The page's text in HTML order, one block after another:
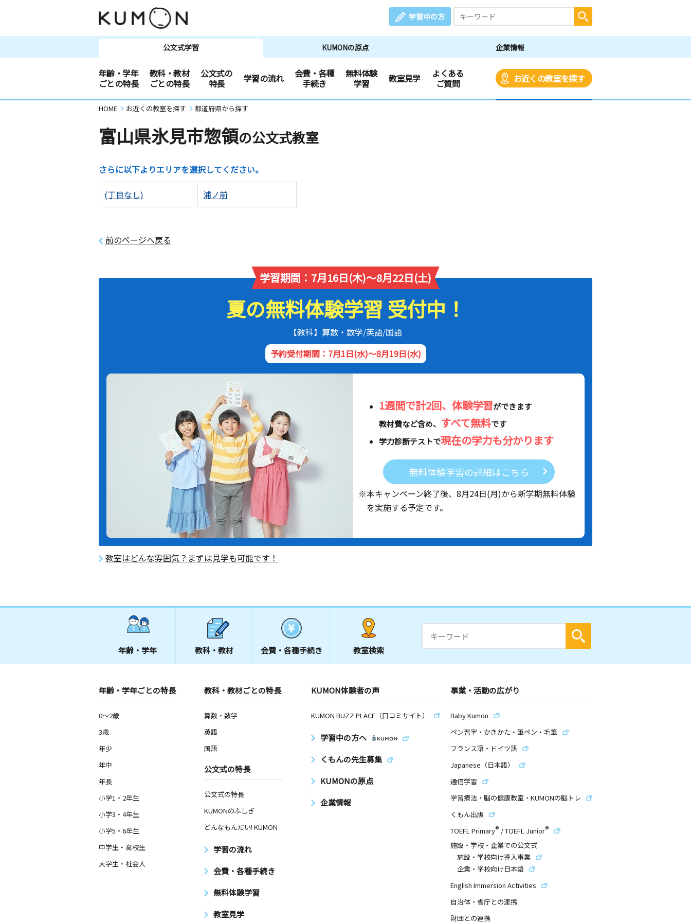
学習中の方
公文式学習 KUMONの原点 企業情報
年齢・学年
ごとの特長
教科・教材
ごとの特長
公文式の
特長
学習の流れ
会費・各種
手続き
無料体験
学習
教室見学
よくある
ご質問
お近くの教室を探す
HOME お近くの教室を探す 都道府県から探す
富山県氷見市惣領の公文式教室
さらに以下よりエリアを選択してください。
(丁目なし) 浦ノ前
前のページへ戻る
学習期間：7月16日(木)～8月22日(土)
夏の無料体験学習 受付中！
【教科】算数・数学/英語/国語
予約受付期間：7月1日(水)～8月19日(水)
1週間で計2回、体験学習ができます
教材費など含め、 すべて無料です
学力診断テストで現在の学力も分かります
無料体験学習の詳細はこちら
※本キャンペーン終了後、 8月24日(月)から新学期無料体験
を実施する予定です。
教室はどんな雰囲気？まずは見学も可能です！
年齢・学年 教科・教材 会費・ 各種手続き 教室検索
年齢・学年ごとの特長
0～2歳
3歳
年少
年中
年長
小学1・2年生
小学3・4年生
小学5・6年生
中学生・高校生
大学生・社会人
教科・教材ごとの特長
算数・数学
英語
国語
公文式の特長
公文式の特長
KUMONのふしぎ
どんなもんだい! KUMON
学習の流れ
会費・各種手続き
無料体験学習
教室見学
KUMON体験者の声
KUMON BUZZ PLACE（口コミサイト）
学習中の方へ
くもんの先生募集
KUMONの原点
企業情報
事業・活動の広がり
Baby Kumon
ペン習字・かきかた・筆ペン・毛筆
フランス語・ドイツ語
Japanese（日本語）
通信学習
学習療法・脳の健康教室・KUMONの脳トレ
くもん出版
TOEFL Primary® /TOEFL Junior®
施設・学校・企業での公文式
施設・学校向け導入事業
企業・学校向け日本語
English Immersion Activities
自治体・省庁との連携
財団との連携